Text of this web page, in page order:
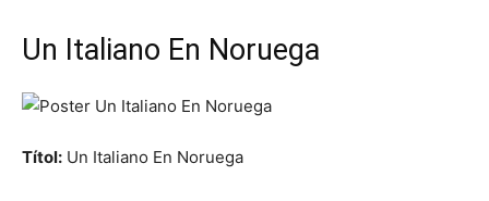
Un Italiano En Noruega
Títol: Un Italiano En Noruega